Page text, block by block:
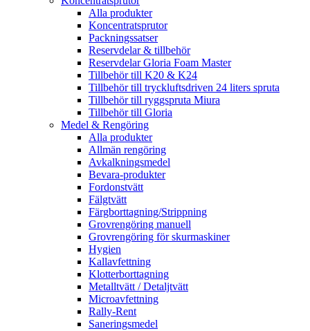
Alla produkter
Koncentratsprutor
Packningssatser
Reservdelar & tillbehör
Reservdelar Gloria Foam Master
Tillbehör till K20 & K24
Tillbehör till tryckluftsdriven 24 liters spruta
Tillbehör till ryggspruta Miura
Tillbehör till Gloria
Medel & Rengöring
Alla produkter
Allmän rengöring
Avkalkningsmedel
Bevara-produkter
Fordonstvätt
Fälgtvätt
Färgborttagning/Strippning
Grovrengöring manuell
Grovrengöring för skurmaskiner
Hygien
Kallavfettning
Klotterborttagning
Metalltvätt / Detaljtvätt
Microavfettning
Rally-Rent
Saneringsmedel